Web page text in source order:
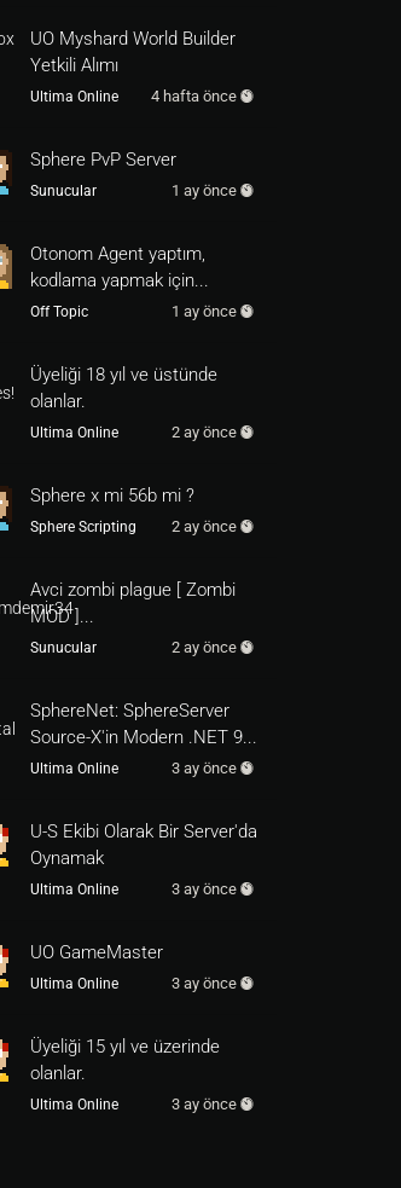
UO Myshard World Builder
Yetkili Alımı
Ultima Online 4 hafta önce
Sphere PvP Server
Sunucular 1 ay önce
Otonom Agent yaptım,
kodlama yapmak için...
Off Topic 1 ay önce
Üyeliği 18 yıl ve üstünde
olanlar.
Ultima Online 2 ay önce
Sphere x mi 56b mi ?
Sphere Scripting 2 ay önce
Avci zombi plague [ Zombi
MOD ]...
Sunucular 2 ay önce
SphereNet: SphereServer
Source-X'in Modern .NET 9...
Ultima Online 3 ay önce
U-S Ekibi Olarak Bir Server'da
Oynamak
Ultima Online 3 ay önce
UO GameMaster
Ultima Online 3 ay önce
Üyeliği 15 yıl ve üzerinde
olanlar.
Ultima Online 3 ay önce